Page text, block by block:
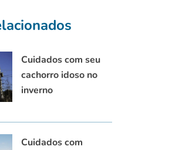
Cuidados com seu
cachorro idoso no
inverno
Cuidados com